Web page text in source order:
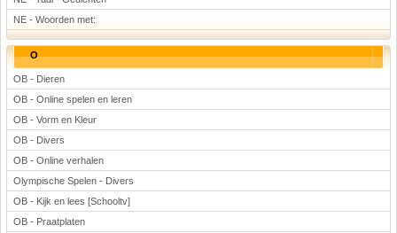
NE - Woorden met:
O
OB - Dieren
OB - Online spelen en leren
OB - Vorm en Kleur
OB - Divers
OB - Online verhalen
Olympische Spelen - Divers
OB - Kijk en lees [Schooltv]
OB - Praatplaten